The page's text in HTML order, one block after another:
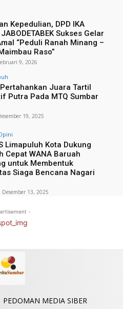
Kepedulian, DPD IKA
Sukses Gelar
“Peduli Ranah Minang –
Raso”
9, 2026
Juara Tartil
Putra Pada MTQ Sumbar
19, 2025
Limapuluh Kota Dukung
Cepat WANA Baruah
untuk Membentuk
Siaga Bencana Nagari
Desember 13, 2025
-
PEDOMAN MEDIA SIBER